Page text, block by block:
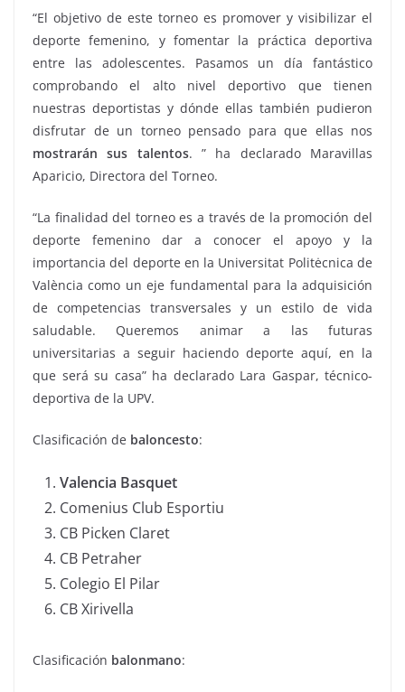
“El objetivo de este torneo es promover y visibilizar el
deporte femenino, y fomentar la práctica deportiva
entre las adolescentes. Pasamos un día fantástico
comprobando el alto nivel deportivo que tienen
nuestras deportistas y dónde ellas también pudieron
disfrutar de un torneo pensado para que ellas nos
mostrarán sus talentos. ” ha declarado Maravillas
Aparicio, Directora del Torneo.
“La finalidad del torneo es a través de la promoción del
deporte femenino dar a conocer el apoyo y la
importancia del deporte en la Universitat Politėcnica de
València como un eje fundamental para la adquisición
de competencias transversales y un estilo de vida
saludable. Queremos animar a las futuras
universitarias a seguir haciendo deporte aquí, en la
que será su casa” ha declarado Lara Gaspar, técnico-
deportiva de la UPV.
Clasificación de baloncesto:
Valencia Basquet
Comenius Club Esportiu
CB Picken Claret
CB Petraher
Colegio El Pilar
CB Xirivella
Clasificación balonmano: